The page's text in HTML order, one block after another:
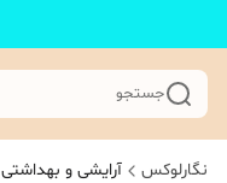
جستجو
نگارلوکس آرایشی و بهداشتی